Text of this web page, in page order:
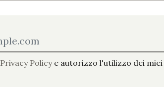
Privacy Policye autorizzo l'utilizzo dei miei